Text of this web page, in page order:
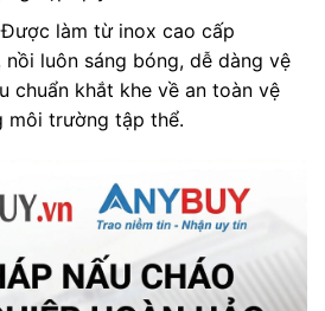
Được làm từ inox cao cấp
luôn sáng bóng, dễ dàng vệ
chuẩn khắt khe về an toàn vệ
môi trường tập thể.